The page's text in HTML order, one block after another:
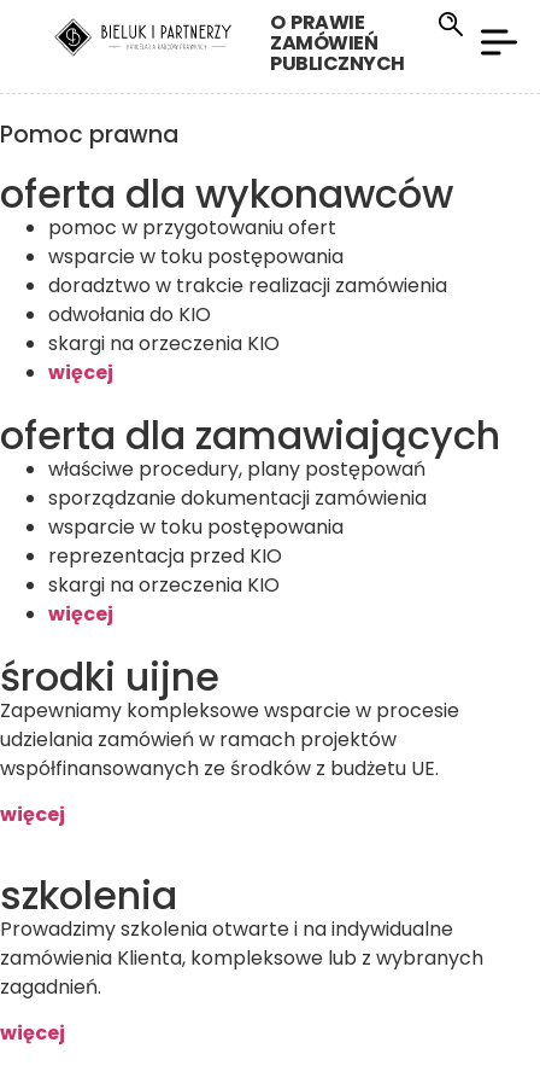
O PRAWIE
ZAMÓWIEŃ
PUBLICZNYCH
Pomoc prawna
oferta dla wykonawców
pomoc w przygotowaniu ofert
wsparcie w toku postępowania
doradztwo w trakcie realizacji zamówienia
odwołania do KIO
skargi na orzeczenia KIO
więcej
oferta dla zamawiających
właściwe procedury, plany postępowań
sporządzanie dokumentacji zamówienia
wsparcie w toku postępowania
reprezentacja przed KIO
skargi na orzeczenia KIO
więcej
środki uijne
Zapewniamy kompleksowe wsparcie w procesie
udzielania zamówień w ramach projektów
współfinansowanych ze środków z budżetu UE.
więcej
szkolenia
Prowadzimy szkolenia otwarte i na indywidualne
zamówienia Klienta, kompleksowe lub z wybranych
zagadnień.
więcej